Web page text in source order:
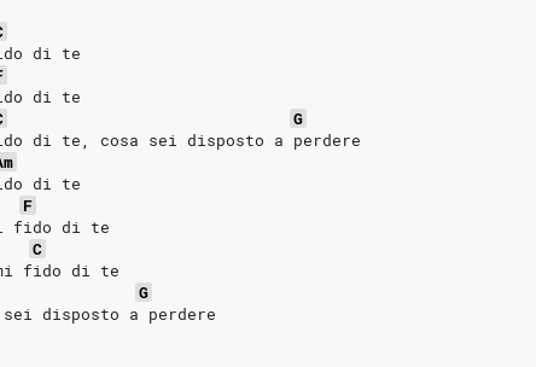
di te
di te
G
di te, cosa sei disposto a perdere
di te
F
fido di te
C
fido di te
G
sei disposto a perdere